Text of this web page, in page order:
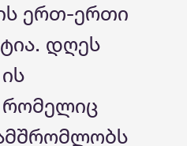
ერთ-ერთი
დღეს
რომელიც